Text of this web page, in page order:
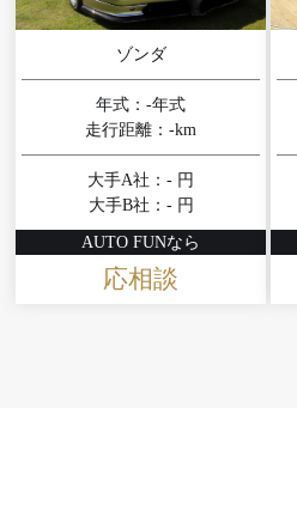
ゾンダ
年式：-年式
走行距離：-km
大手A社：- 円
大手B社：- 円
AUTO FUNなら
応相談